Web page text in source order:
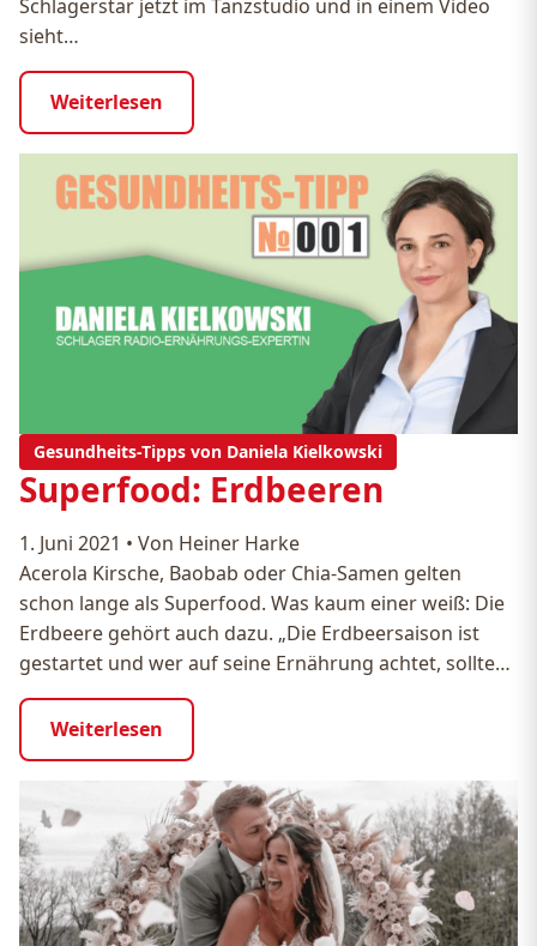
Schlagerstar jetzt im Tanzstudio und in einem Video
sieht…
Weiterlesen
Gesundheits-Tipps von Daniela Kielkowski
Superfood: Erdbeeren
1. Juni 2021 • Von Heiner Harke
Acerola Kirsche, Baobab oder Chia-Samen gelten
schon lange als Superfood. Was kaum einer weiß: Die
Erdbeere gehört auch dazu. „Die Erdbeersaison ist
gestartet und wer auf seine Ernährung achtet, sollte…
Weiterlesen